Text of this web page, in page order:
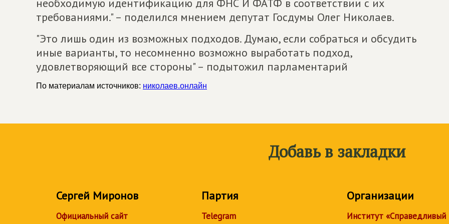
необходимую идентификацию для ФНС И ФАТФ в соответствии с их
требованиями." – поделился мнением депутат Госдумы Олег Николаев.
"Это лишь один из возможных подходов. Думаю, если собраться и обсудить
иные варианты, то несомненно возможно выработать подход,
удовлетворяющий все стороны" – подытожил парламентарий
По материалам источников: николаев.онлайн
Добавь в закладки
Сергей Миронов
Официальный сайт
Партия
Telegram
Организации
Институт «Справедливый